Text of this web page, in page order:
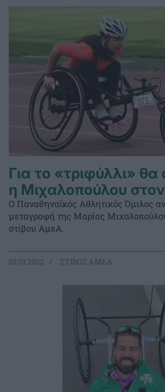
Για το «τριφύλλι» θα
η Μιχαλοπούλου
Ο Παναθηναϊκός Αθλητικός Όμιλος
μεταγραφή της Μαρίας
στίβου ΑμεΑ.
02.01.2022 ΣΤΙΒΟΣ ΑΜΕΑ